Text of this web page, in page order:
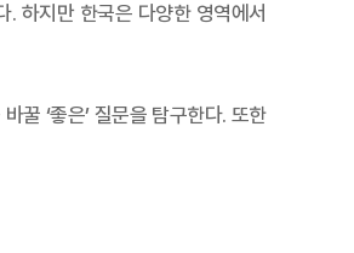
. 하지만 한국은 다양한 영역에서
꿀 ‘좋은’ 질문을 탐구한다. 또한